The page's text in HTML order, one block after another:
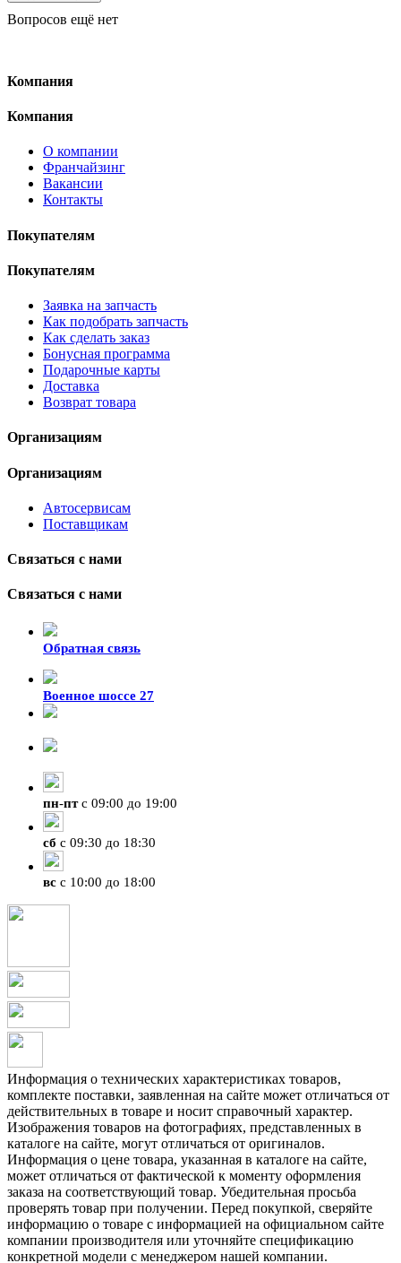
Вопросов ещё нет
Компания
Компания
О компании
Франчайзинг
Вакансии
Контакты
Покупателям
Покупателям
Заявка на запчасть
Как подобрать запчасть
Как сделать заказ
Бонусная программа
Подарочные карты
Доставка
Возврат товара
Организациям
Организациям
Автосервисам
Поставщикам
Связаться с нами
Связаться с нами
Обратная связь
Военное шоссе 27
пн-птс 09:00 до 19:00
сб с 09:30 до 18:30
вс с 10:00 до 18:00
Информация о технических характеристиках товаров,
комплекте поставки, заявленная на сайте может отличаться от
действительных в товаре и носит справочный характер.
Изображения товаров на фотографиях, представленных в
каталоге на сайте, могут отличаться от оригиналов.
Информация о цене товара, указанная в каталоге на сайте,
может отличаться от фактической к моменту оформления
заказа на соответствующий товар. Убедительная просьба
проверять товар при получении. Перед покупкой, сверяйте
информацию о товаре с информацией на официальном сайте
компании производителя или уточняйте спецификацию
конкретной модели с менеджером нашей компании.